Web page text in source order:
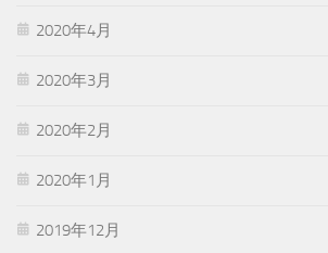
2020年4月
2020年3月
2020年2月
2020年1月
2019年12月